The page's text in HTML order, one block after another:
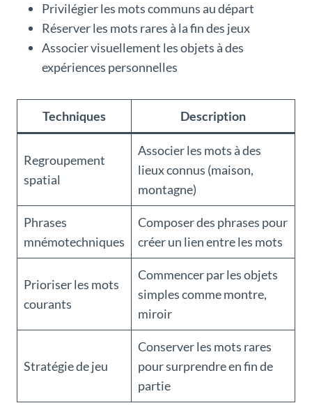
Privilégier les mots communs au départ
Réserver les mots rares à la fin des jeux
Associer visuellement les objets à des
expériences personnelles
Techniques Description
Regroupement
spatial
Associer les mots à des
lieux connus (maison,
montagne)
Phrases
mnémotechniques
Composer des phrases pour
créer un lien entre les mots
Prioriser les mots
courants
Commencer par les objets
simples comme montre,
miroir
Stratégie de jeu
Conserver les mots rares
pour surprendre en fin de
partie